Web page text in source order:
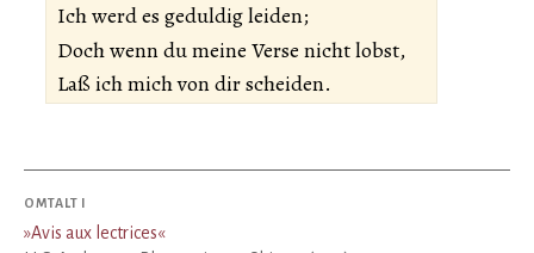
Ich werd es geduldig leiden;
Doch wenn du meine Verse nicht lobst,
Laß ich mich von dir scheiden.
OMTALT I
»Avis aux lectrices«